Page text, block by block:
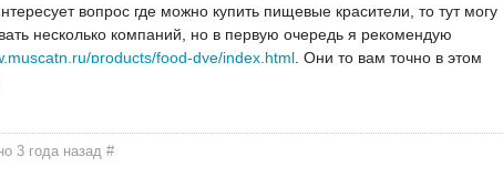
вопрос где можно купить пищевые красители, то тут могу
несколько компаний, но в первую очередь я рекомендую
products/food-dye/index.html . Они то вам точно в этом
3 года назад#